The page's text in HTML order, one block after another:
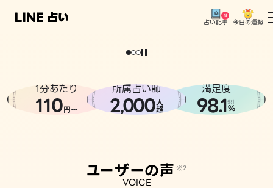
占い記事 今日の運勢
相談事例
どうせなら
。
1分あたり
110円〜
所属占い師
2,000人
超
満足度
98.1※1
%
ユーザーの声 ※2
VOICE